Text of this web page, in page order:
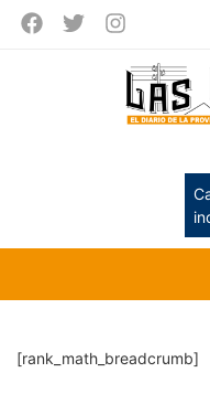
[rank_math_breadcrumb]